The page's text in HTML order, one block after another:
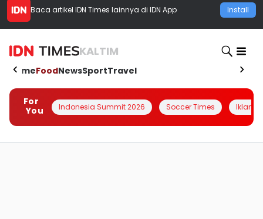
Baca artikel IDN Times lainnya di IDN App Install
KALTIM
HomeFoodNewsSportTravel
For
You
Indonesia Summit 2026 Soccer Times Iklanin